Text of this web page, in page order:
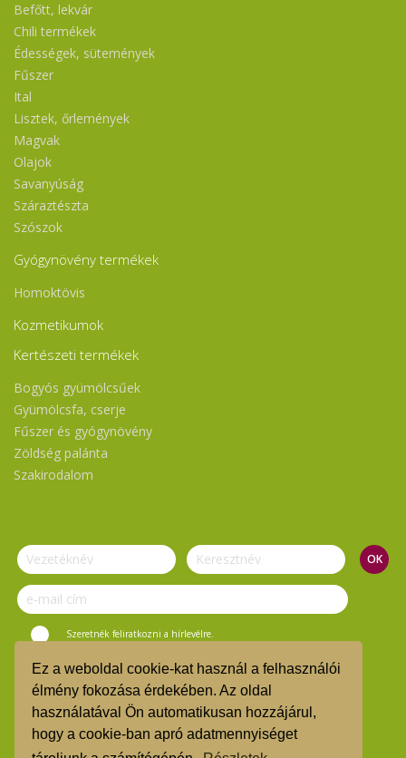
Ez a weboldal cookie-kat használ a felhasználói
élmény fokozása érdekében. Az oldal
használatával Ön automatikusan hozzájárul,
hogy a cookie-ban apró adatmennyiséget
Befőtt, lekvár
Chili termékek
Édességek, sütemények
Fűszer
Ital
Lisztek, őrlemények
Magvak
Olajok
Savanyúság
Száraztészta
Szószok
Gyógynövény termékek
Homoktövis
Kozmetikumok
Kertészeti termékek
Bogyós gyümölcsűek
Gyümölcsfa, cserje
Fűszer és gyógynövény
Zöldség palánta
Szakirodalom
Szeretnék feliratkozni a hírlevélre.
© Vasi Zöld Kosár 2019.
ÁSZF
TMR